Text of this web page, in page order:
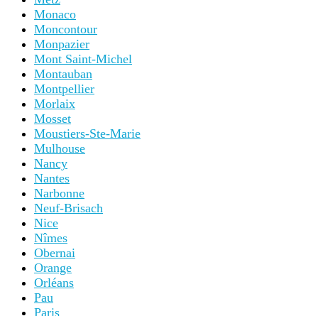
Monaco
Moncontour
Monpazier
Mont Saint-Michel
Montauban
Montpellier
Morlaix
Mosset
Moustiers-Ste-Marie
Mulhouse
Nancy
Nantes
Narbonne
Neuf-Brisach
Nice
Nîmes
Obernai
Orange
Orléans
Pau
Paris